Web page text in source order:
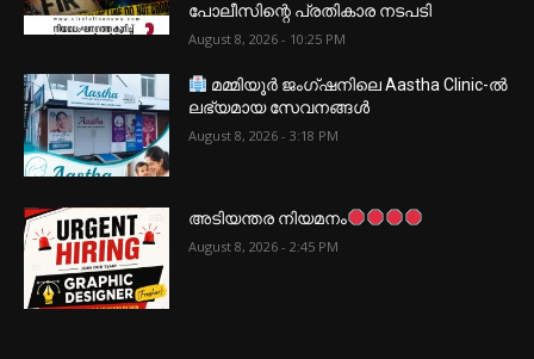
പോലീസിന്റെ പ്രതികാര നടപടി
August 8, 2026 - 10:25 PM
മമ്മിയൂർ ജംഗ്ഷനിലെ Aastha Clinic-ൽ
ലഭ്യമായ സേവനങ്ങൾ
August 8, 2026 - 3:18 PM
അടിയന്തര നിയമനം
August 8, 2026 - 2:45 PM